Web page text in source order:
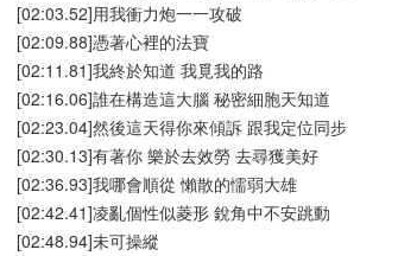
[02:03.52]用我衝力炮一一攻破
[02:09.88]憑著心裡的法寶
[02:11.81]我終於知道 我覓我的路
[02:16.06]誰在構造這大腦 秘密細胞天知道
[02:23.04]然後這天得你來傾訴 跟我定位同步
[02:30.13]有著你 樂於去效勞 去尋獲美好
[02:36.93]我哪會順從 懶散的懦弱大雄
[02:42.41]凌亂個性似菱形 銳角中不安跳動
[02:48.94]未可操縱